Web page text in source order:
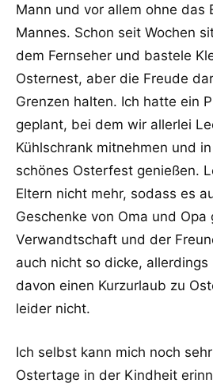
Mann und vor allem ohne das
Mannes. Schon seit Wochen
dem Fernseher und bastele
Osternest, aber die Freude
Grenzen halten. Ich hatte ein
geplant, bei dem wir allerlei
Kühlschrank mitnehmen und
schönes Osterfest genießen.
Eltern nicht mehr, sodass es
Geschenke von Oma und
Verwandtschaft und der
auch nicht so dicke, allerdings
davon einen Kurzurlaub zu
leider nicht.
Ich selbst kann mich noch
Ostertage in der Kindheit